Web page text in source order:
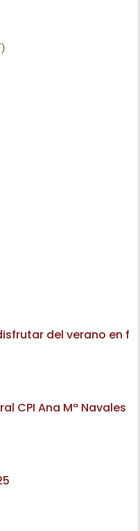
del verano en f
CPI Ana Mª Navales